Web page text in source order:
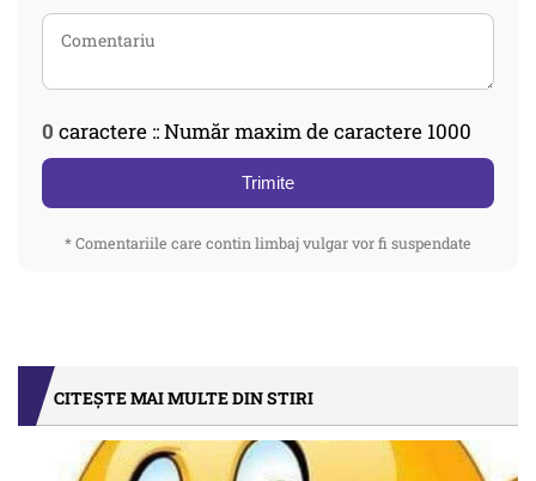
0 caractere :: Număr maxim de caractere 1000
Trimite
* Comentariile care contin limbaj vulgar vor fi suspendate
CITEȘTE MAI MULTE DIN STIRI